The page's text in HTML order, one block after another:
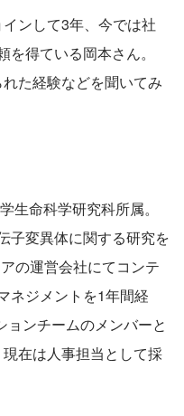
ンして3年、今では社
得ている岡本さん。
た経験などを聞いてみ
生命科学研究科所属。
子変異体に関する研究を
の運営会社にてコンテ
ネジメントを1年間経
ンチームのメンバーと
在は人事担当として採